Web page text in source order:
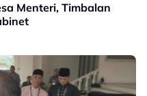
Menteri, Timbalan